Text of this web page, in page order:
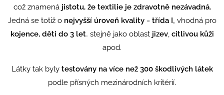
což znamená jistotu, že textilie je zdravotně nezávadná.
Jedná se totiž o nejvyšší úroveň kvality = třída I, vhodná pro
kojence, děti do 3 let, stejně jako oblast jizev, citlivou kůži
apod.
Látky tak byly testovány na více než 300 škodlivých látek
podle přísných mezinárodních kritérií.